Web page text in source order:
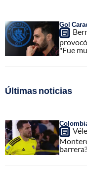
Gol
"Fue
Últimas noticias
barrera?